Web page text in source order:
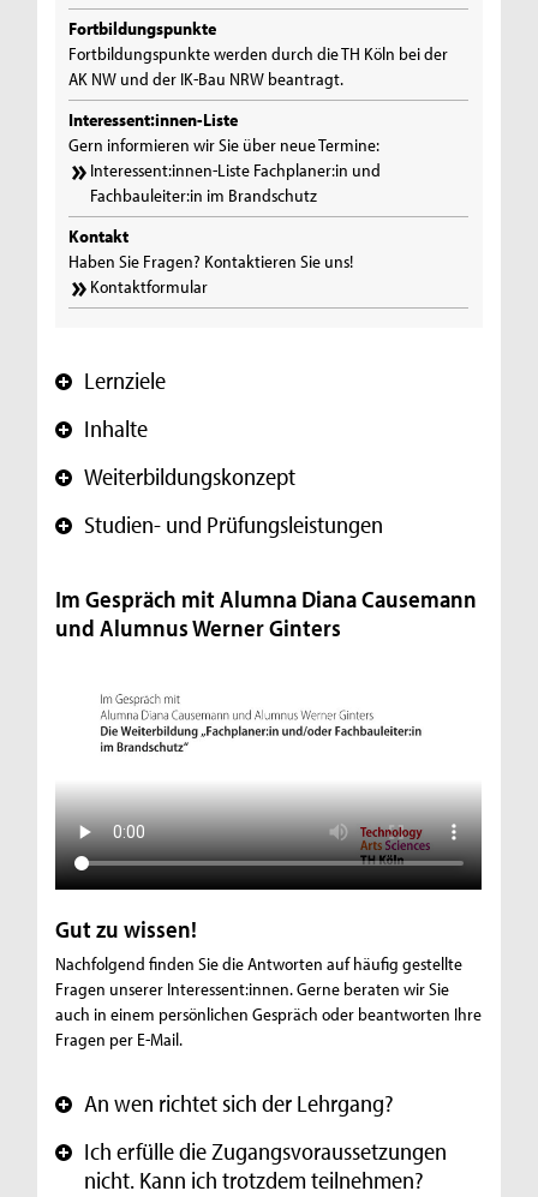
Fortbildungspunkte
Fortbildungspunkte werden durch die TH Köln bei der
AK NW und der IK-Bau NRW beantragt.
Interessent:innen-Liste
Gern informieren wir Sie über neue Termine:
Interessent:innen-Liste Fachplaner:in und
Fachbauleiter:in im Brandschutz
Kontakt
Haben Sie Fragen? Kontaktieren Sie uns!
Kontaktformular
+ Lernziele
+ Inhalte
+ Weiterbildungskonzept
+ Studien- und Prüfungsleistungen
Im Gespräch mit Alumna Diana Causemann
und Alumnus Werner Ginters
Gut zu wissen!
Nachfolgend finden Sie die Antworten auf häufig gestellte
Fragen unserer Interessent:innen. Gerne beraten wir Sie
auch in einem persönlichen Gespräch oder beantworten Ihre
Fragen per E-Mail.
+ An wen richtet sich der Lehrgang?
+ Ich erfülle die Zugangsvoraussetzungen
nicht. Kann ich trotzdem teilnehmen?